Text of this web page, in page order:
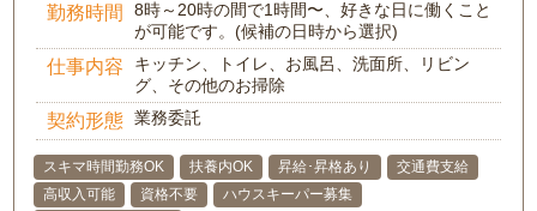
勤務時間
8時～20時の間で1時間〜、好きな日に働くこと
が可能です。(候補の日時から選択)
仕事内容
キッチン、トイレ、お風呂、洗面所、リビン
グ、その他のお掃除
契約形態 業務委託
スキマ時間勤務OK 扶養内OK 昇給･昇格あり
交通費支給
高収入可能
資格不要
ハウスキーパー募集